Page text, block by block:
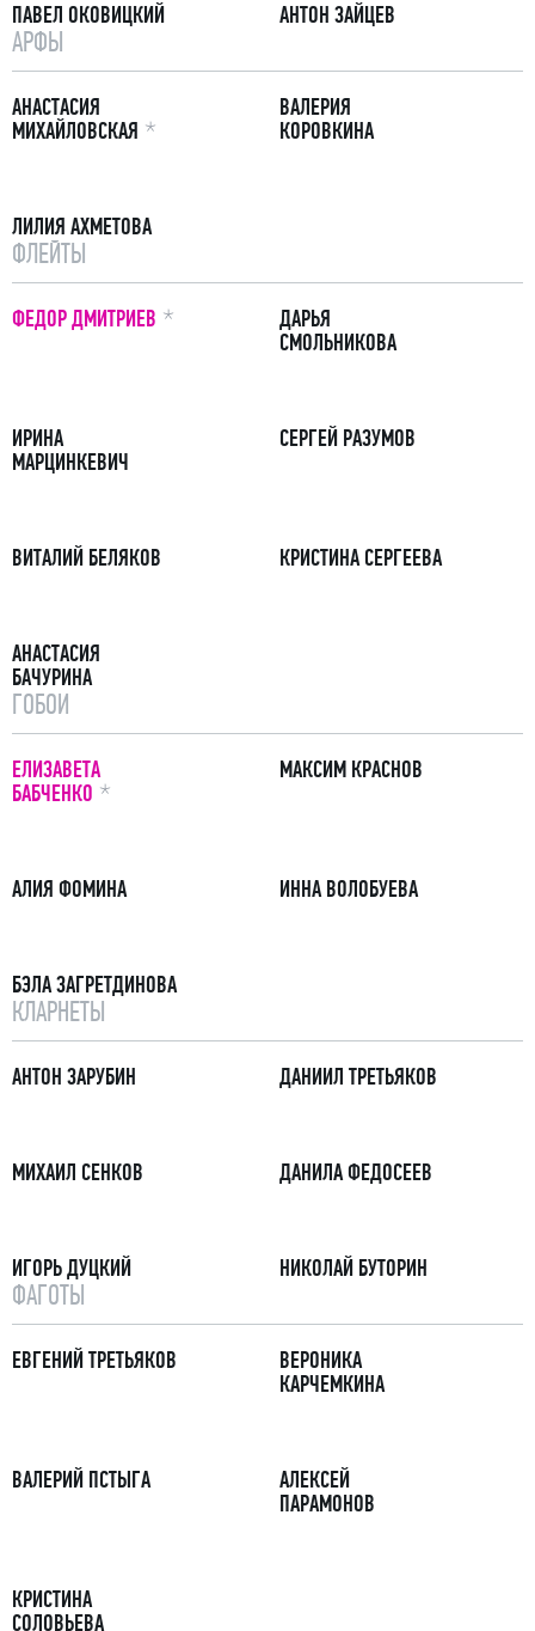
ПАВЕЛ ОКОВИЦКИЙ АНТОН ЗАЙЦЕВ
АРФЫ
АНАСТАСИЯ
МИХАЙЛОВСКАЯ ПРИМЕЧАНИЕ
ВАЛЕРИЯ
КОРОВКИНА
ЛИЛИЯ АХМЕТОВА
ФЛЕЙТЫ
ФЕДОР ДМИТРИЕВ ПРИМЕЧАНИЕ
ДАРЬЯ
СМОЛЬНИКОВА
ИРИНА
МАРЦИНКЕВИЧ
СЕРГЕЙ РАЗУМОВ
ВИТАЛИЙ БЕЛЯКОВ КРИСТИНА СЕРГЕЕВА
АНАСТАСИЯ
БАЧУРИНА
ГОБОИ
ЕЛИЗАВЕТА
БАБЧЕНКО ПРИМЕЧАНИЕ
МАКСИМ КРАСНОВ
АЛИЯ ФОМИНА ИННА ВОЛОБУЕВА
БЭЛА ЗАГРЕТДИНОВА
КЛАРНЕТЫ
АНТОН ЗАРУБИН ДАНИИЛ ТРЕТЬЯКОВ
МИХАИЛ СЕНКОВ ДАНИЛА ФЕДОСЕЕВ
ИГОРЬ ДУЦКИЙ НИКОЛАЙ БУТОРИН
ФАГОТЫ
ЕВГЕНИЙ ТРЕТЬЯКОВ
ВЕРОНИКА
КАРЧЕМКИНА
ВАЛЕРИЙ ПСТЫГА
АЛЕКСЕЙ
ПАРАМОНОВ
КРИСТИНА
СОЛОВЬЕВА